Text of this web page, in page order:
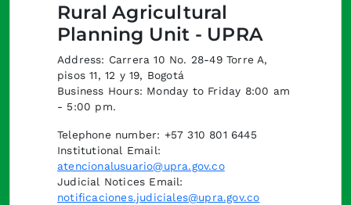
Rural Agricultural
Planning Unit - UPRA
Address: Carrera 10 No. 28-49 Torre A,
pisos 11, 12 y 19, Bogotá
Business Hours: Monday to Friday 8:00 am
- 5:00 pm.
Telephone number: +57 310 801 6445
Institutional Email:
atencionalusuario@upra.gov.co
Judicial Notices Email:
notificaciones.judiciales@upra.gov.co